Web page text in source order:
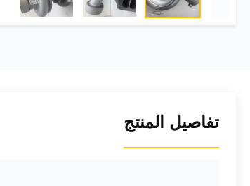
تفاصيل المنتج